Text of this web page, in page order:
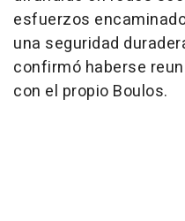
esfuerzos
una seguridad
confirmó haberse
con el propio Boulos.